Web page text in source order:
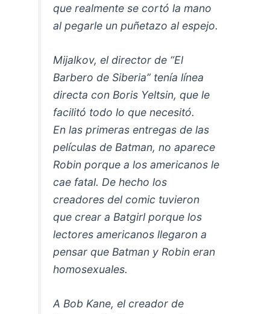
que realmente se cortó la mano
al pegarle un puñetazo al espejo.
Mijalkov, el director de “El
Barbero de Siberia” tenía línea
directa con Boris Yeltsin, que le
facilitó todo lo que necesitó.
En las primeras entregas de las
películas de Batman, no aparece
Robin porque a los americanos le
cae fatal. De hecho los
creadores del comic tuvieron
que crear a Batgirl porque los
lectores americanos llegaron a
pensar que Batman y Robin eran
homosexuales.
A Bob Kane, el creador de